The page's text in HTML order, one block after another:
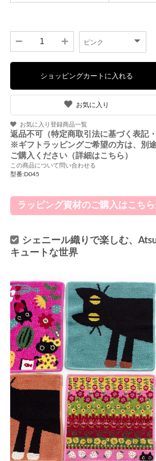
お気に入り
お気に入り登録商品一覧
返品不可（特定商取引法に基づく表記
※ギフトラッピングご希望の方は、別
ご購入ください（詳細はこちら）
この商品について問い合わせる
型番:D045
ラッピング資材のご購入はこちら
シェニール織りで楽しむ、
キュートな世界